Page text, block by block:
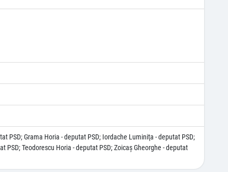
PSD; Grama Horia - deputat PSD; Iordache Luminiţa - deputat PSD;
Teodorescu Horia - deputat PSD; Zoicaş Gheorghe - deputat